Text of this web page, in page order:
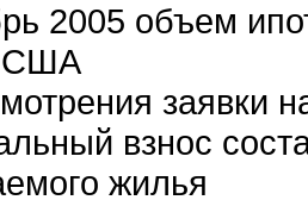
2005 объем
США
заявки
взнос
жилья